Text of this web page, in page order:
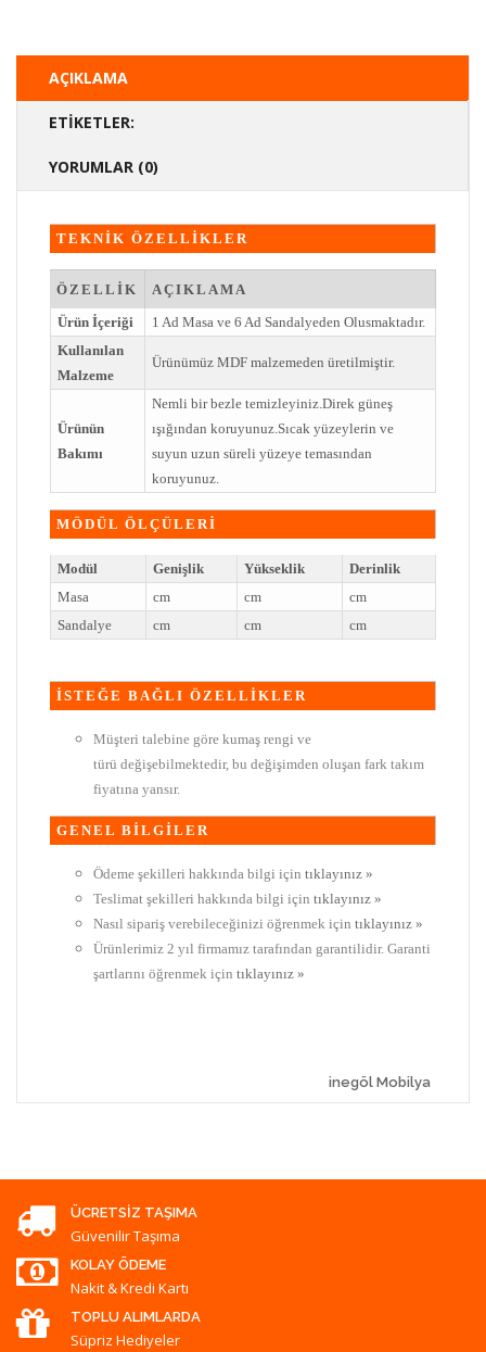
AÇIKLAMA
ETIKETLER:
YORUMLAR (0)
TEKNİK ÖZELLİKLER
ÖZELLİK
AÇIKLAMA
Ürün İçeriği
1 Ad Masa ve 6 Ad Sandalyeden Olusmaktadır.
Kullanılan
Malzeme
Ürünümüz MDF malzemeden üretilmiştir.
Ürünün
Bakımı
Nemli bir bezle temizleyiniz.Direk güneş
ışığından koruyunuz.Sıcak yüzeylerin ve
suyun uzun süreli yüzeye temasından
koruyunuz.
MÖDÜL ÖLÇÜLERİ
Modül Genişlik Yükseklik
Derinlik
Masa
cm cm
cm
Sandalye
cm cm cm
İSTEĞE BAĞLI ÖZELLİKLER
Müşteri talebine göre kumaş rengi ve
türü değişebilmektedir, bu değişimden oluşan fark takım
fiyatına yansır.
GENEL BİLGİLER
Ödeme şekilleri hakkında bilgi için tıklayınız »
Teslimat şekilleri hakkında bilgi için tıklayınız »
Nasıl sipariş verebileceğinizi öğrenmek için tıklayınız »
Ürünlerimiz 2 yıl firmamız tarafından garantilidir. Garanti
şartlarını öğrenmek için tıklayınız »
inegöl Mobilya
ÜCRETSIZ TAŞIMA
Güvenilir Taşıma
KOLAY ÖDEME
Nakit & Kredi Kartı
TOPLU ALIMLARDA
Süpriz Hediyeler